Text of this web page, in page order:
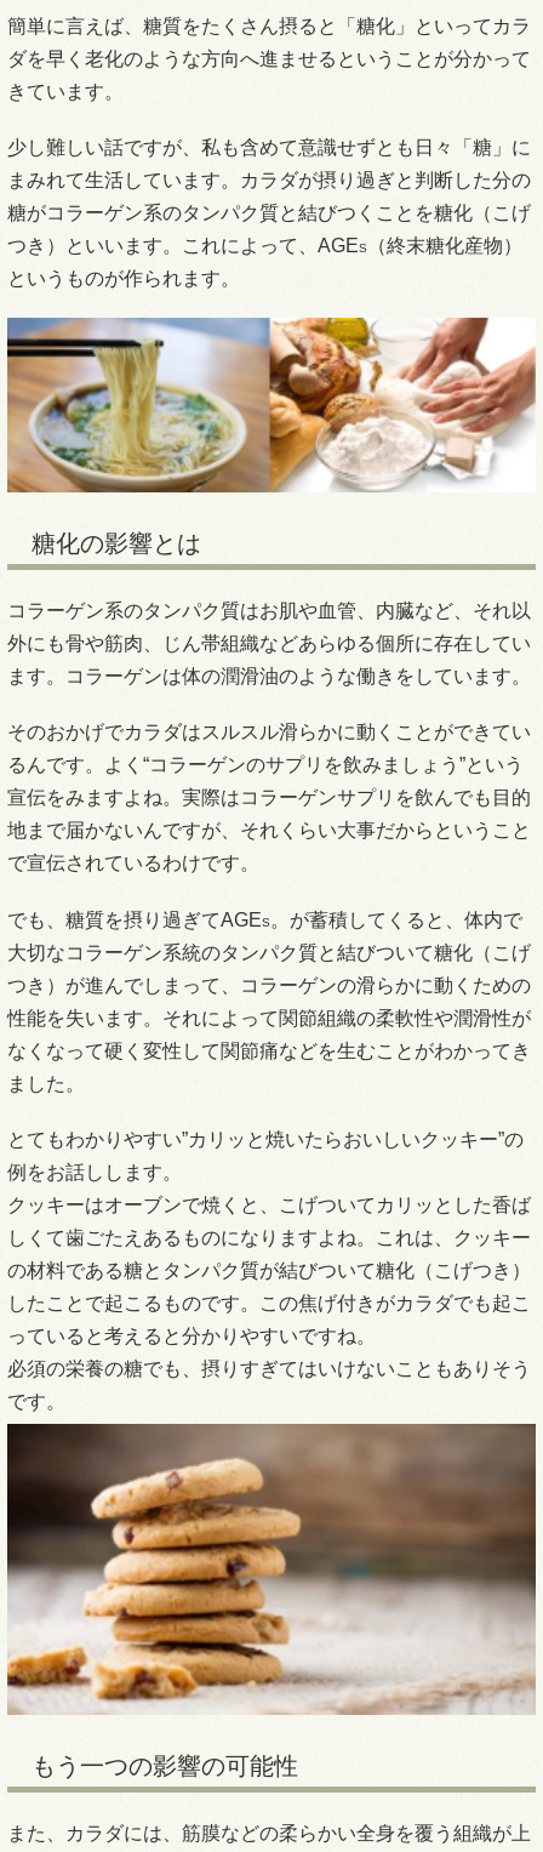
簡単に言えば、糖質をたくさん摂ると「糖化」といってカラ
ダを早く老化のような方向へ進ませるということが分かって
きています。
少し難しい話ですが、私も含めて意識せずとも日々「糖」に
まみれて生活しています。カラダが摂り過ぎと判断した分の
糖がコラーゲン系のタンパク質と結びつくことを糖化（こげ
つき）といいます。これによって、AGES
（終末糖化産物）
というものが作られます。
糖化の影響とは
コラーゲン系のタンパク質はお肌や血管、内臓など、それ以
外にも骨や筋肉、じん帯組織などあらゆる個所に存在してい
ます。コラーゲンは体の潤滑油のような働きをしています。
そのおかげでカラダはスルスル滑らかに動くことができてい
るんです。よく“コラーゲンのサプリを飲みましょう”という
宣伝をみますよね。実際はコラーゲンサプリを飲んでも目的
地まで届かないんですが、それくらい大事だからということ
で宣伝されているわけです。
でも、糖質を摂り過ぎてAGES。が蓄積してくると、体内で
大切なコラーゲン系統のタンパク質と結びついて糖化（こげ
つき）が進んでしまって、コラーゲンの滑らかに動くための
性能を失います。それによって関節組織の柔軟性や潤滑性が
なくなって硬く変性して関節痛などを生むことがわかってき
ました。
とてもわかりやすい”カリッと焼いたらおいしいクッキー”の
例をお話しします。
クッキーはオーブンで焼くと、こげついてカリッとした香ば
しくて歯ごたえあるものになりますよね。これは、クッキー
の材料である糖とタンパク質が結びついて糖化（こげつき）
したことで起こるものです。この焦げ付きがカラダでも起こ
っていると考えると分かりやすいですね。
必須の栄養の糖でも、摂りすぎてはいけないこともありそう
です。
もう一つの影響の可能性
また、カラダには、筋膜などの柔らかい全身を覆う組織が上